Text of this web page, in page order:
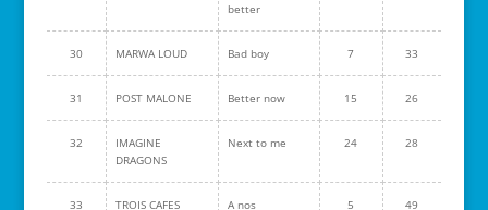
better
30 MARWA LOUD Bad boy 7 33
31 POST MALONE Better now 15 26
32
IMAGINE
DRAGONS
Next to me 24 28
33 TROIS CAFES A nos 5 49